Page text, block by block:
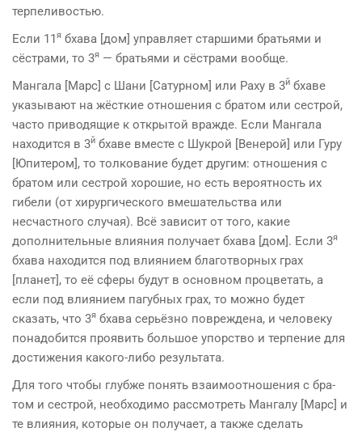
терпеливос­тью.
Если 11я бхава [дом] управляет старшими братьями и
сёстрами, то 3я — братьями и сёстрами вообще.
Мангала [Марс] с Шани [Сатурном] или Раху в 3й бхаве
указывают на жёсткие отношения с братом или сестрой,
часто приводящие к открытой вражде. Если Мангала
находится в 3й бхаве вместе с Шукрой [Венерой] или Гуру
[Юпитером], то толкование бу­дет другим: отношения с
братом или сестрой хорошие, но есть вероятность их
гибели (от хирургического вмешательства или
несчастного случая). Всё зависит от того, какие
дополнительные влияния получает бхава [дом]. Если 3я
бхава находится под влиянием благотворных грах
[планет], то её сферы будут в основном процветать, а
если под влиянием пагубных грах, то можно будет
сказать, что 3я бхава серьёзно повреждена, и человеку
понадобится проявить боль­шое упорство и терпение для
достижения какого-либо ре­зультата.
Для того чтобы глубже понять взаимоотношения с бра­
том и сестрой, необходимо рассмотреть Мангалу [Марс] и
те влия­ния, которые он получает, а также сделать